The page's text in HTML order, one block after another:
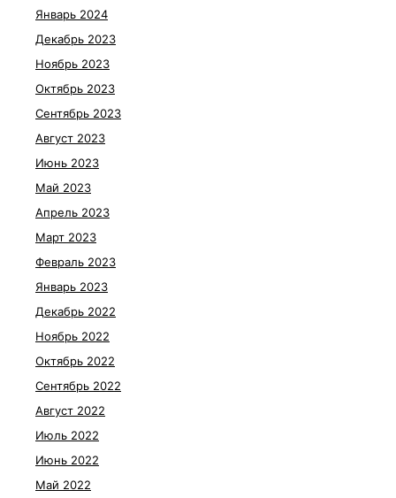
Январь 2024
Декабрь 2023
Ноябрь 2023
Октябрь 2023
Сентябрь 2023
Август 2023
Июнь 2023
Май 2023
Апрель 2023
Март 2023
Февраль 2023
Январь 2023
Декабрь 2022
Ноябрь 2022
Октябрь 2022
Сентябрь 2022
Август 2022
Июль 2022
Июнь 2022
Май 2022